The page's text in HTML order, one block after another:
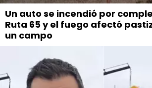
Un auto se incendió por
Ruta 65 y el fuego afectó
un campo